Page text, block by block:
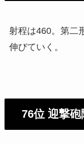
射程は460。第二
伸びていく。
76位 迎撃